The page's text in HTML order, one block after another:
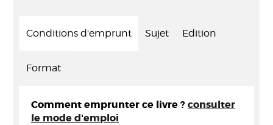
Conditions d'emprunt Sujet Edition
Format
Comment emprunter ce livre ? consulter
le mode d'emploi